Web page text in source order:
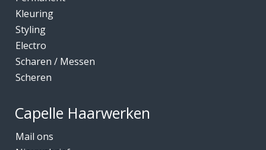
Kleuring
Styling
Electro
Scharen / Messen
Scheren
Capelle Haarwerken
Mail ons